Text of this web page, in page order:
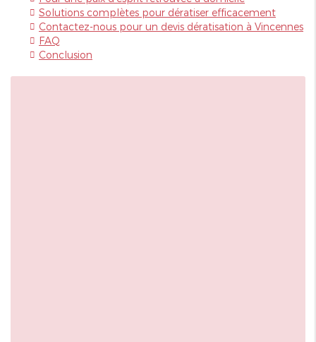
Solutions complètes pour dératiser efficacement
Contactez-nous pour un devis dératisation à Vincennes
FAQ
Conclusion